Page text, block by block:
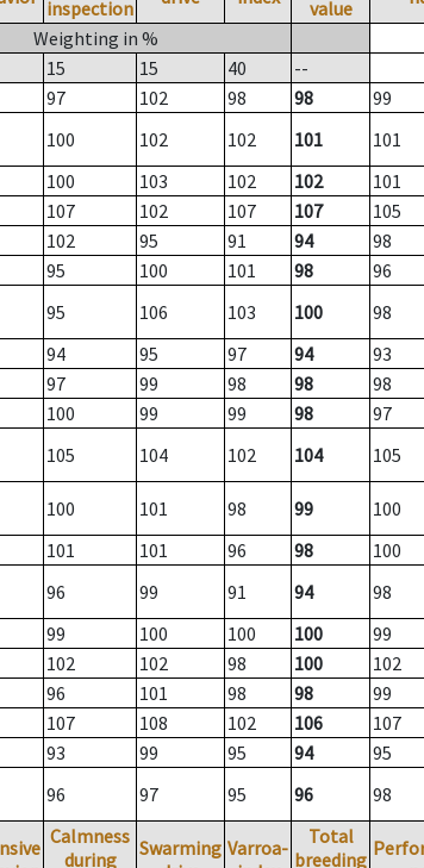
inspection
value
Weighting in %
15 15 40
--
97 102 98 98
99
100 102 102 101
101
100 103 102 102
101
107 102 107 107
105
102 95 91 94
98
95 100 101 98
96
95 106 103 100
98
94 95 97 94
93
97 99 98 98
98
100 99 99 98
97
105 104 102 104 105
100 101 98 99
100
101 101 96 98
100
96 99 91 94
98
99 100 100 100
99
102 102 98 100
102
96 101 98 98
99
107 108 102 106
107
93 99 95 94
95
96 97 95 96 98
Calmness
during
Swarming Varroa-
Total
breeding